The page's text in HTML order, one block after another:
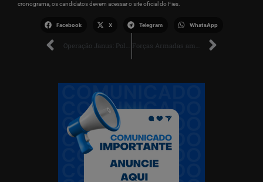
cronograma, os candidatos devem acessar o site oficial do Fies.
Facebook X Telegram WhatsApp
Operação Janus: Polícia cumpre mandados contra militares investigados por morte em intervenção policial Forças Armadas ampliam combate ao garimpo ilegal na Terra Indígena Yanomami